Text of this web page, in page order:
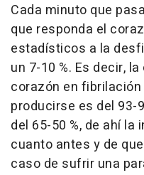
Cada minuto que
que responda el
estadísticos a la
un 7-10 %. Es decir,
corazón en
producirse es del 93-
del 65-50 %, de ahí
cuanto antes y de
caso de sufrir una